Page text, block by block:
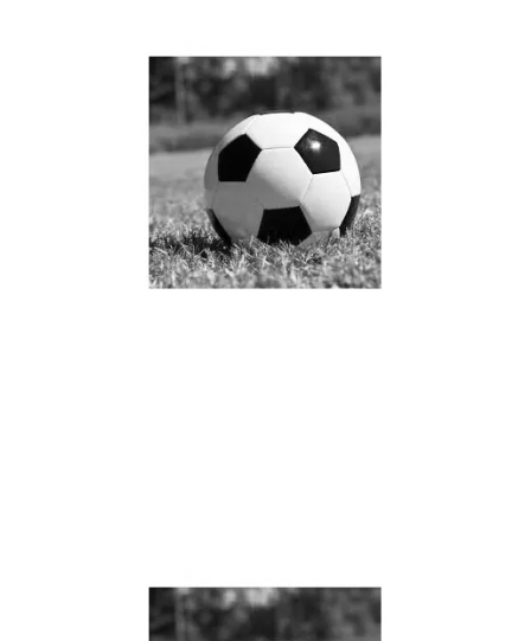
金年会2010年湖人与猛龙
的激烈对决回顾及赛季精
彩瞬间分析